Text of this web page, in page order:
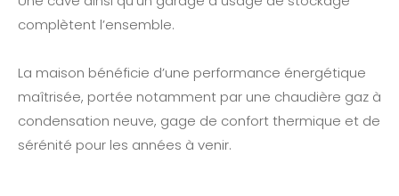
complètent l’ensemble.
La maison bénéficie d’une performance énergétique
maîtrisée, portée notamment par une chaudière gaz à
condensation neuve, gage de confort thermique et de
sérénité pour les années à venir.